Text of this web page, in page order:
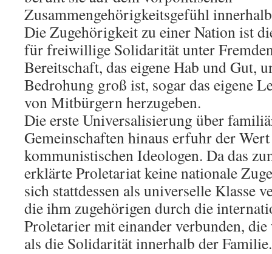
Zusammengehörigkeitsgefühl
Die Zugehörigkeit zu einer Nation ist
für freiwillige Solidarität unter
Bereitschaft, das eigene Hab und Gut,
Bedrohung groß ist, sogar das eigene
von Mitbürgern herzugeben.
Die erste Universalisierung über
Gemeinschaften hinaus erfuhr der
kommunistischen Ideologen. Da das
erklärte Proletariat keine nationale
sich stattdessen als universelle Klasse
die ihm zugehörigen durch die
Proletarier mit einander verbunden,
als die Solidarität innerhalb der Familie.